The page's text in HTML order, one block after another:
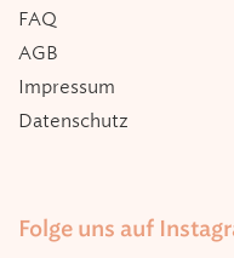
FAQ
AGB
Impressum
Datenschutz
Folge uns auf